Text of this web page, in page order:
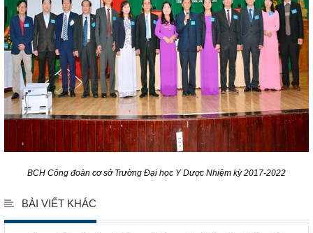
BCH Công đoàn cơ sở Trường Đại học Y Dược Nhiệm kỳ 2017-2022
BÀI VIẾT KHÁC